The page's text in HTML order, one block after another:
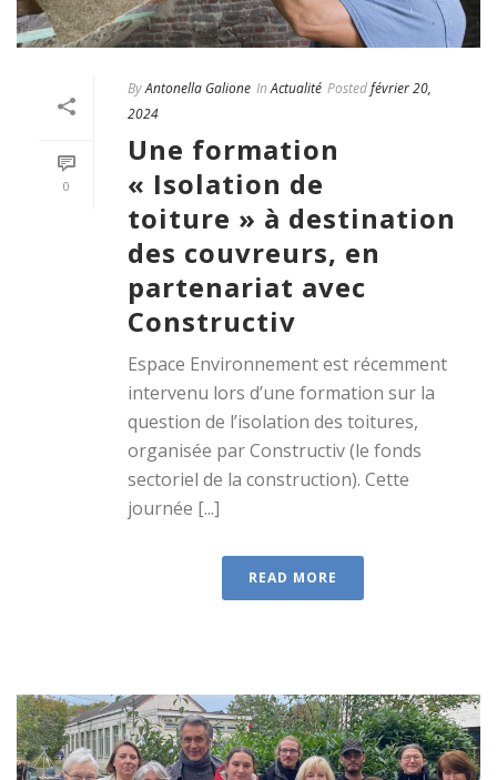
0
ByAntonella Galione In Actualité Postedfévrier 20,
2024
Une formation
« Isolation de
toiture » à destination
des couvreurs, en
partenariat avec
Constructiv
Espace Environnement est récemment
intervenu lors d’une formation sur la
question de l’isolation des toitures,
organisée par Constructiv (le fonds
sectoriel de la construction). Cette
journée [...]
READ MORE